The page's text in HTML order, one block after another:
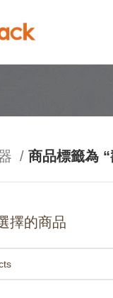
商品標籤為
擇的商品